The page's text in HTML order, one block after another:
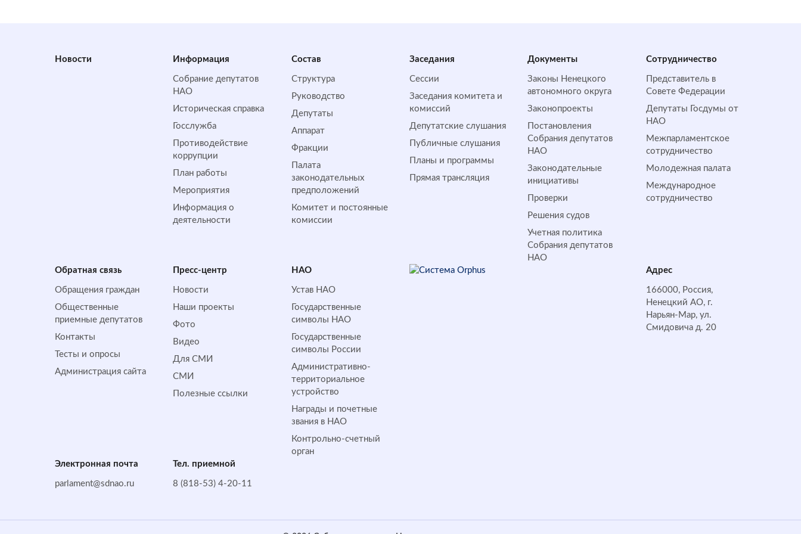
Новости Информация
Собрание депутатов
НАО
Историческая справка
Госслужба
Противодействие
коррупции
План работы
Мероприятия
Информация о
деятельности
Состав
Структура
Руководство
Депутаты
Аппарат
Фракции
Палата
законодательных
предположений
Комитет и постоянные
комиссии
Заседания
Сессии
Заседания комитета и
комиссий
Депутатские слушания
Публичные слушания
Планы и программы
Прямая трансляция
Документы
Законы Ненецкого
автономного округа
Законопроекты
Постановления
Собрания депутатов
НАО
Законодательные
инициативы
Проверки
Решения судов
Учетная политика
Собрания депутатов
НАО
Сотрудничество
Представитель в
Совете Федерации
Депутаты Госдумы от
НАО
Межпарламентское
сотрудничество
Молодежная палата
Международное
сотрудничество
Обратная cвязь
Обращения граждан
Общественные
приемные депутатов
Контакты
Тесты и опросы
Администрация сайта
Пресс-центр
Новости
Наши проекты
Фото
Видео
Для СМИ
СМИ
Полезные ссылки
НАО
Устав НАО
Государственные
символы НАО
Государственные
символы России
Административно-
территориальное
устройство
Награды и почетные
звания в НАО
Контрольно-счетный
орган
Адрес
166000, Россия,
Ненецкий АО, г.
Нарьян-Мар, ул.
Смидовича д. 20
Электронная почта
parlament@sdnao.ru
Тел. приемной
8 (818-53) 4-20-11